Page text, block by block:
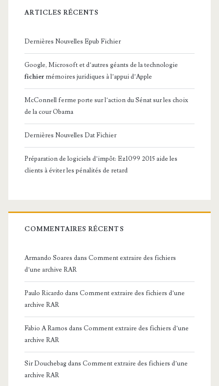
ARTICLES RÉCENTS
Dernières Nouvelles Epub Fichier
Google, Microsoft et d’autres géants de la technologie
fichier mémoires juridiques à l’appui d’Apple
McConnell ferme porte sur l’action du Sénat sur les choix
de la cour Obama
Dernières Nouvelles Dat Fichier
Préparation de logiciels d’impôt: Ez1099 2015 aide les
clients à éviter les pénalités de retard
COMMENTAIRES RÉCENTS
Armando Soares dans Comment extraire des fichiers
d’une archive RAR
Paulo Ricardo dans Comment extraire des fichiers d’une
archive RAR
Fabio A Ramos dans Comment extraire des fichiers d’une
archive RAR
Sir Douchebagdans Comment extraire des fichiers d’une
archive RAR